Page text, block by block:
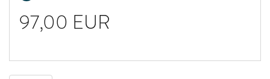
97,00 EUR